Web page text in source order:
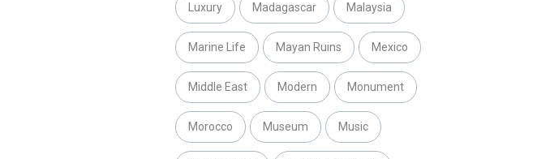
Luxury Madagascar Malaysia
Marine Life Mayan Ruins Mexico
Middle East Modern Monument
Morocco Museum Music